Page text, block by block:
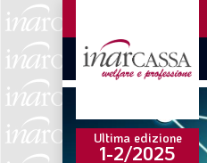
Ultima edizione
1-2/2025